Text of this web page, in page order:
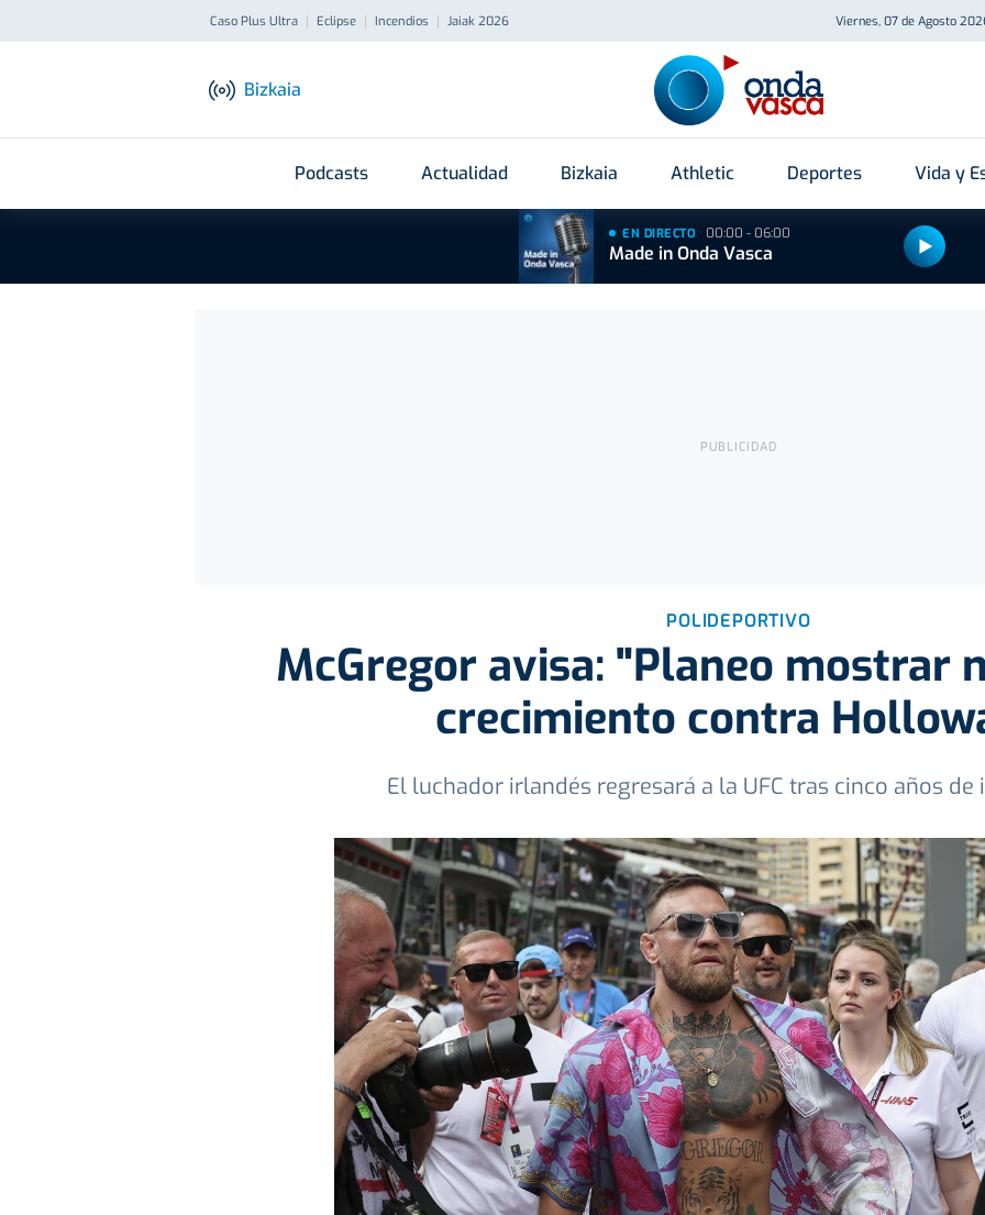
Caso Plus Ultra Eclipse Incendios Jaiak 2026 Viernes, 07 de Agosto
Bizkaia
Podcasts Actualidad Bizkaia Athletic Deportes Vida y
EN DIRECTO 00:00 - 06:00
Made in Onda Vasca
POLIDEPORTIVO
McGregor avisa: "Planeo mostrar
crecimiento contra
El luchador irlandés regresará a la UFC tras cinco años de